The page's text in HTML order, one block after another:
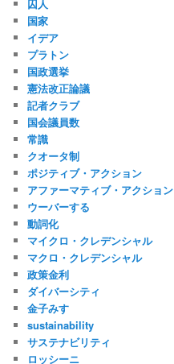
囚人
国家
イデア
プラトン
国政選挙
憲法改正論議
記者クラブ
国会議員数
常識
クオータ制
ポジティブ・アクション
アファーマティブ・アクション
ウーバーする
動詞化
マイクロ・クレデンシャル
マクロ・クレデンシャル
政策金利
ダイバーシティ
金子みすゞ
sustainability
サステナビリティ
ロッシーニ